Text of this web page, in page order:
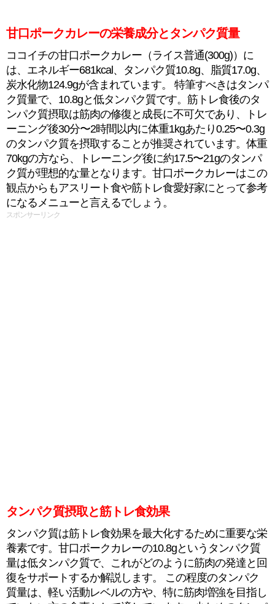
甘口ポークカレーの栄養成分とタンパク質量
ココイチの甘口ポークカレー（ライス普通(300g)）に
は、エネルギー681kcal、タンパク質10.8g、脂質17.0g、
炭水化物124.9gが含まれています。 特筆すべきはタンパ
ク質量で、10.8gと低タンパク質です。筋トレ食後のタ
ンパク質摂取は筋肉の修復と成長に不可欠であり、トレ
ーニング後30分〜2時間以内に体重1kgあたり0.25〜0.3g
のタンパク質を摂取することが推奨されています。体重
70kgの方なら、トレーニング後に約17.5〜21gのタンパ
ク質が理想的な量となります。甘口ポークカレーはこの
観点からもアスリート食や筋トレ食愛好家にとって参考
になるメニューと言えるでしょう。
スポンサーリンク
タンパク質摂取と筋トレ食効果
タンパク質は筋トレ食効果を最大化するために重要な栄
養素です。甘口ポークカレーの10.8gというタンパク質
量は低タンパク質で、これがどのように筋肉の発達と回
復をサポートするか解説します。 この程度のタンパク
質量は、軽い活動レベルの方や、特に筋肉増強を目指し